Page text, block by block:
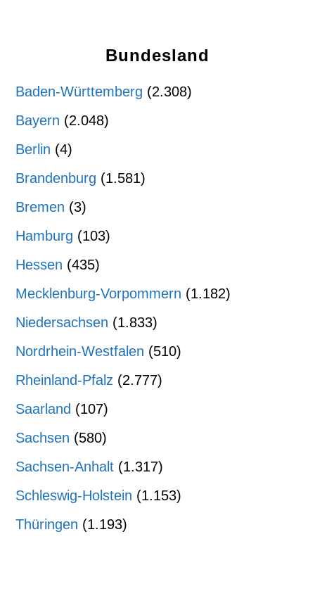
Bundesland
Baden-Württemberg (2.308)
Bayern (2.048)
Berlin (4)
Brandenburg (1.581)
Bremen (3)
Hamburg (103)
Hessen (435)
Mecklenburg-Vorpommern (1.182)
Niedersachsen (1.833)
Nordrhein-Westfalen (510)
Rheinland-Pfalz (2.777)
Saarland (107)
Sachsen (580)
Sachsen-Anhalt (1.317)
Schleswig-Holstein (1.153)
Thüringen (1.193)